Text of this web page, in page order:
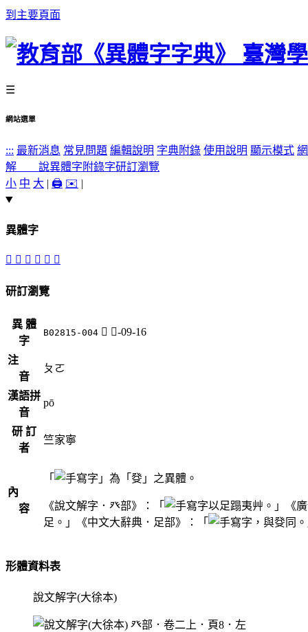
到主要頁面
☰
網站選單
::: 最新消息 常見問題 編輯說明 字典附錄 使用說明 顯示模式
解 說異體字 附錄字研訂瀏覽
小 中 大 | 🖨️ ✉️ |
異體字
𢯸 𤼧 󸆨 𤼯 𦳠 𨂩
研訂瀏覽
異 體
字
B02815-004 𨂩 足-09-16
注
音
ㄆㄛ
漢語拼
音
pō
研 訂
者
竺家寧
內
容
「 」為「癹」之異體。
《說文解字．癶部》：「
以足蹋夷艸。」《
足。」《中文大辭典．足部》：「
，與癹同
形體資料表
說文解字(大徐本)